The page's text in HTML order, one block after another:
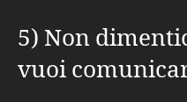
5) Non
vuoi